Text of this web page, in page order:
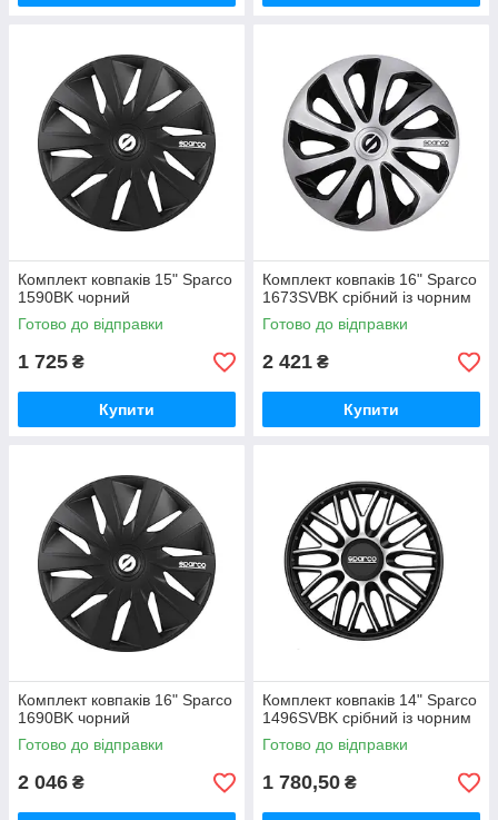
Комплект ковпаків 15" Sparco
1590BK чорний
Готово до відправки
1 725 ₴
Купити
Комплект ковпаків 16" Sparco
1673SVBK срібний із чорним
Готово до відправки
2 421 ₴
Купити
Комплект ковпаків 16" Sparco
1690BK чорний
Готово до відправки
2 046 ₴
Комплект ковпаків 14" Sparco
1496SVBK срібний із чорним
Готово до відправки
1 780,50 ₴